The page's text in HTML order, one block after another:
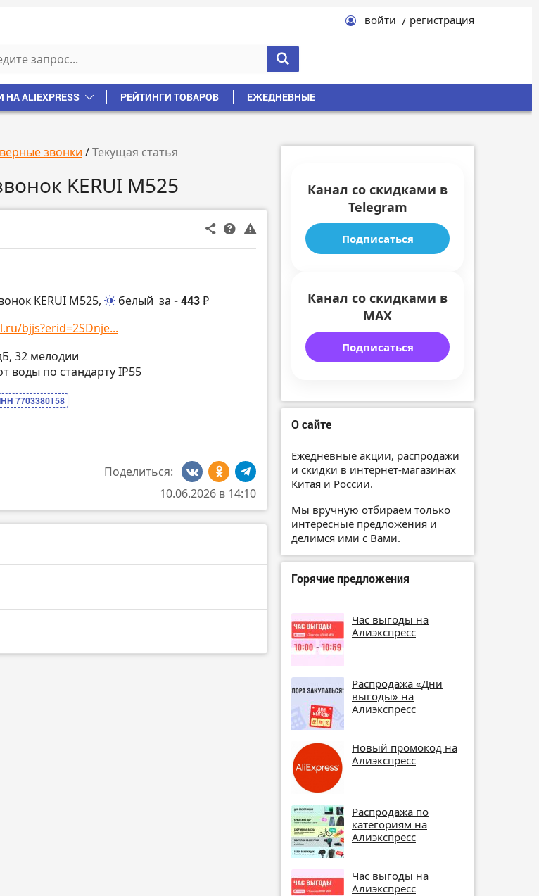
войти регистрация
ALIEXPRESS РЕЙТИНГИ ТОВАРОВ ЕЖЕДНЕВНЫЕ
звонки /Текущая статья
KERUI M525
KERUI M525,
белый за - 443 ₽
bjjs?erid=2SDnje...
32 мелодии
воды по стандарту IP55
7703380158
Поделиться:
10.06.2026 в 14:10
Канал со скидками в
Telegram
Подписаться
Канал со скидками в
MAX
Подписаться
О сайте
Ежедневные акции, распродажи
и скидки в интернет-магазинах
Китая и России.
Мы вручную отбираем только
интересные предложения и
делимся ими с Вами.
Горячие предложения
Час выгоды на
Алиэкспресс
Распродажа «Дни
выгоды» на
Алиэкспресс
Новый промокод на
Алиэкспресс
Распродажа по
категориям на
Алиэкспресс
Час выгоды на
Алиэкспресс